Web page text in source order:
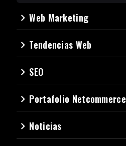
navigate_nextWeb Marketing
navigate_next Tendencias Web
navigate_next SEO
navigate_next Portafolio Netcommerce
navigate_next Noticias